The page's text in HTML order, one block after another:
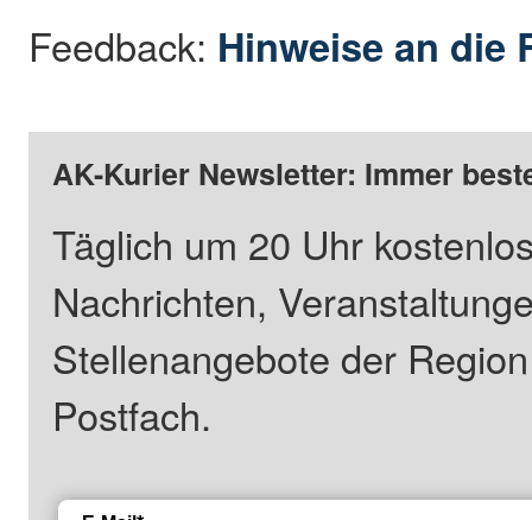
Feedback: Hinweise an die
AK-Kurier Newsletter: Immer
Täglich um 20 Uhr
Nachrichten,
Stellenangebote der
Postfach.